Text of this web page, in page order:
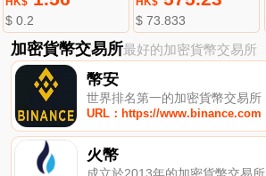
$ 0.2 $ 73.833
加密貨幣交易所最好的加密貨幣交易所
幣安
世界排名第一的加密貨幣交易所
URL：https://www.binance.com
火幣
成立於2013年的加密貨幣交易所